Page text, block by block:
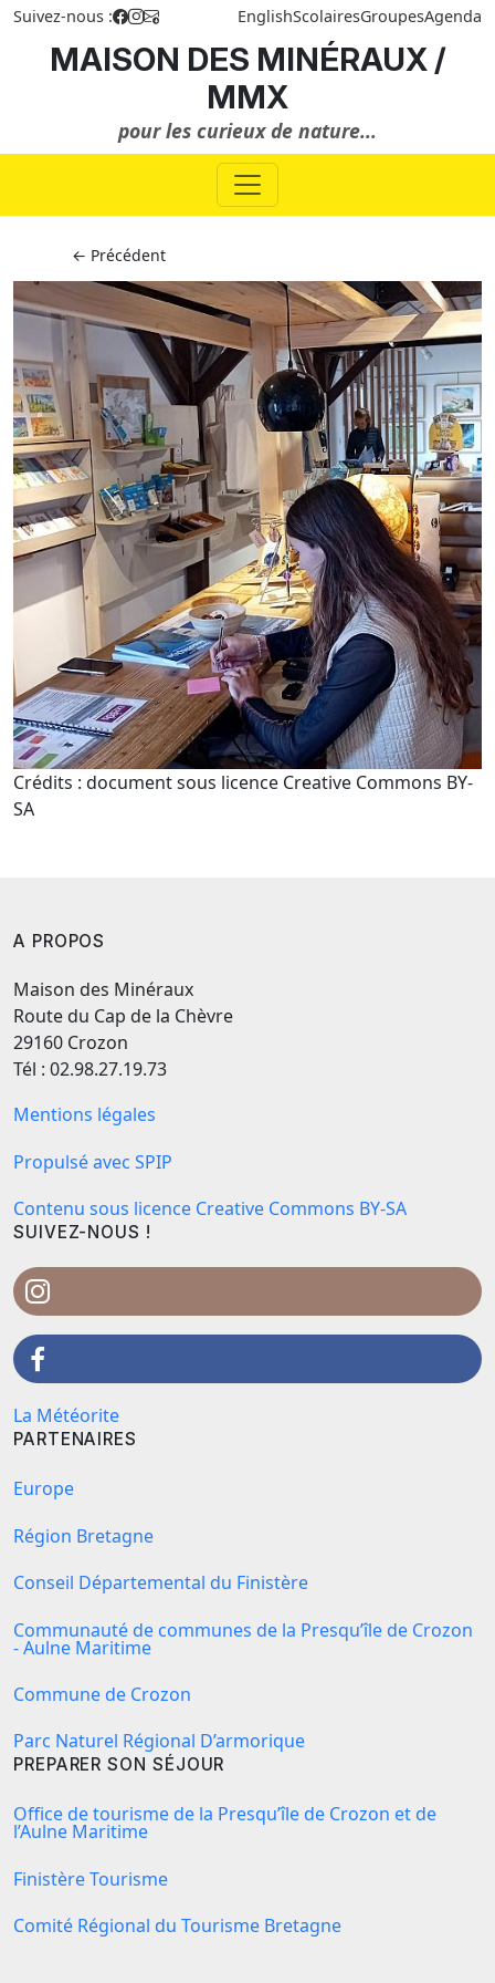
Suivez-nous : EnglishScolairesGroupesAgenda
MAISON DES MINÉRAUX /
MMX
pour les curieux de nature...
← Précédent
Crédits : document sous licence Creative Commons BY-
SA
A PROPOS
Maison des Minéraux
Route du Cap de la Chèvre
29160 Crozon
Tél : 02.98.27.19.73
Mentions légales
Propulsé avec SPIP
Contenu sous licence Creative Commons BY-SA
SUIVEZ-NOUS !
La Météorite
PARTENAIRES
Europe
Région Bretagne
Conseil Départemental du Finistère
Communauté de communes de la Presqu’île de Crozon
- Aulne Maritime
Commune de Crozon
Parc Naturel Régional D’armorique
PREPARER SON SÉJOUR
Office de tourisme de la Presqu’île de Crozon et de
l’Aulne Maritime
Finistère Tourisme
Comité Régional du Tourisme Bretagne